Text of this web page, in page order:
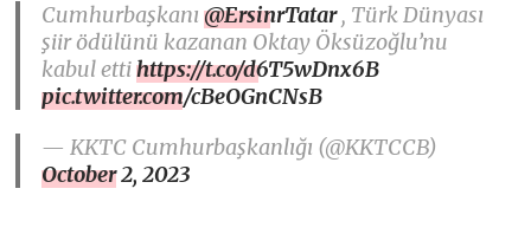
Cumhurbaşkanı@ErsinrTatar, Türk Dünyası
şiir ödülünü kazanan Oktay Öksüzoğlu’nu
kabul ettihttps://t.co/d6T5wDnx6B
pic.twitter.com/cBeOGnCNsB
— KKTC Cumhurbaşkanlığı (@KKTCCB)
October 2, 2023